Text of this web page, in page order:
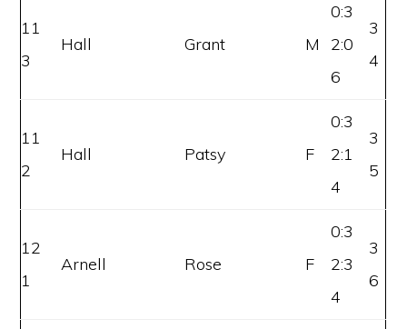
11
3
Hall Grant M
0:3
2:0
6
3
4
11
2
Hall Patsy F
0:3
2:1
4
3
5
12
1
Arnell Rose F
0:3
2:3
4
3
6